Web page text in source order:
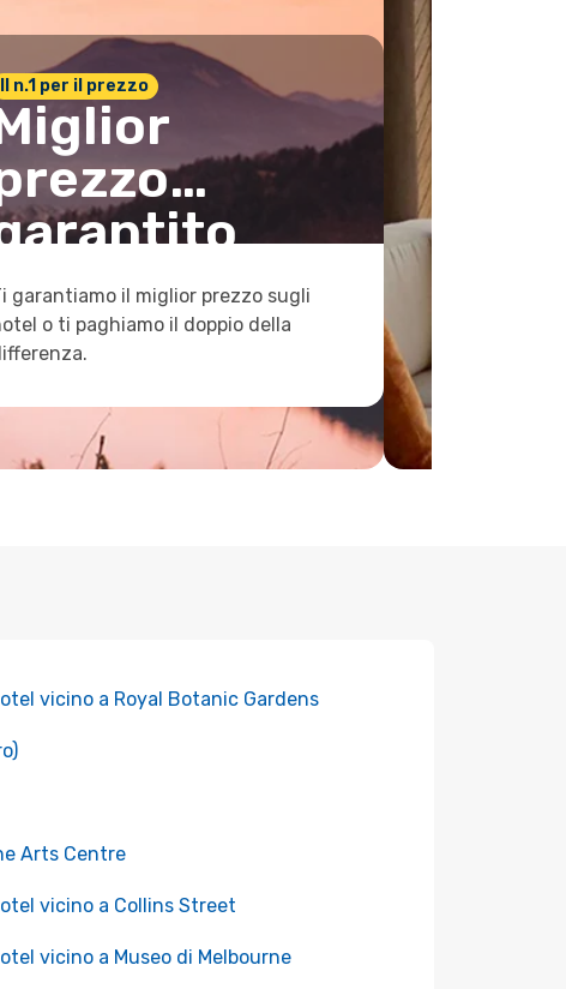
Il n.1 per il prezzo
garantiamo il miglior prezzo sugli
o ti paghiamo il doppio della
vicino a Royal Botanic Gardens
Arts Centre
vicino a Collins Street
vicino a Museo di Melbourne